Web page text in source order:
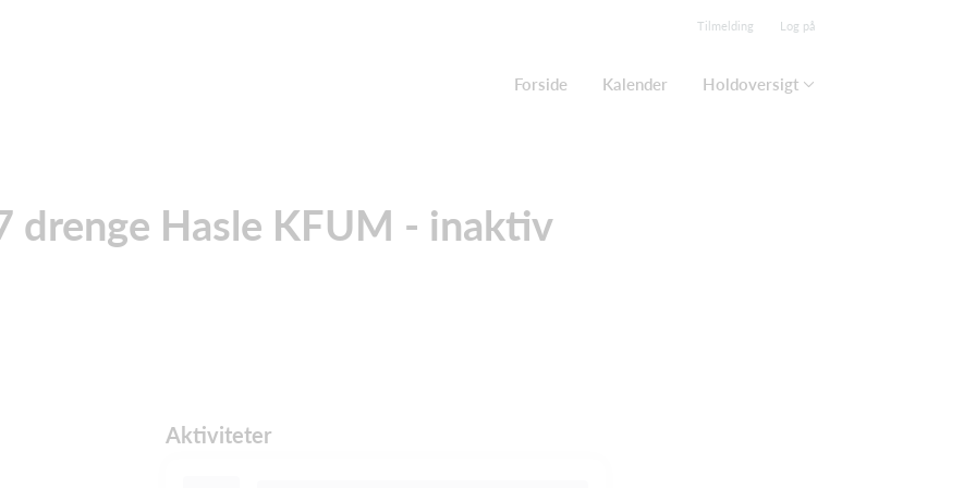
Tilmelding Log på
Forside Kalender Holdoversigt
drenge Hasle KFUM - inaktiv
Aktiviteter